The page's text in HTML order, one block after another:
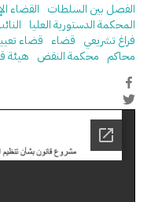
الفصل بين السلطات القضاء
المحكمة الدستورية العليا
فراغ تشريعي قضاء قضاء
محاكم محكمة النقض هيئة